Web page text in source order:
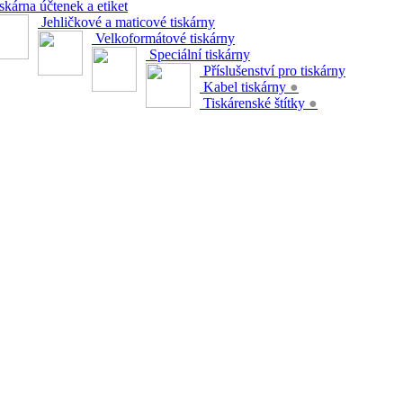
účtenek a etiket
Jehličkové a maticové tiskárny
Velkoformátové tiskárny
Speciální tiskárny
Příslušenství pro tiskárny
Kabel tiskárny ●
Tiskárenské štítky ●